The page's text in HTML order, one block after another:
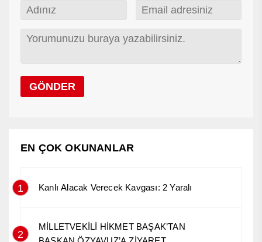
EN ÇOK OKUNANLAR
1 Kanlı Alacak Verecek Kavgası: 2 Yaralı
2
MİLLETVEKİLİ HİKMET BAŞAK’TAN